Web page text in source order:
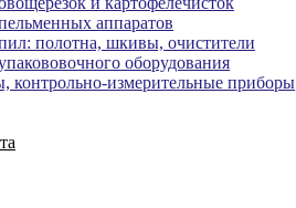
аппаратов
полотна, шкивы, очистители
оборудования
контрольно-измерительные приборы